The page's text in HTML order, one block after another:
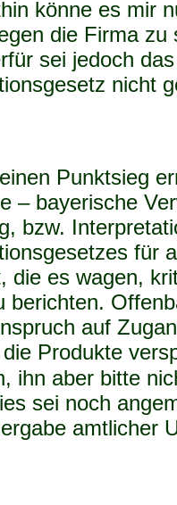
könne es mir
die Firma
sei jedoch das
nicht
Punktsieg
– bayerische
bzw.
für
die es wagen,
berichten.
auf
Produkte
ihn aber bitte
sei noch
amtlicher